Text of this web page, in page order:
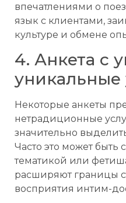
впечатлениями о
язык с клиентами,
культуре и обмене
4. Анкета с
уникальные
Некоторые анкеты
нетрадиционные
значительно
Часто это может быть
тематикой или
расширяют границы
восприятия интим-